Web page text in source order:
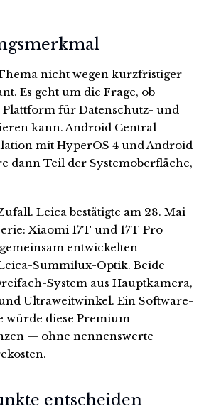
nicht wegen kurzfristiger
Es geht um die Frage, ob
Plattform für Datenschutz- und
kann. Android Central
mit HyperOS 4 und Android
dann Teil der Systemoberfläche,
Leica bestätigte am 28. Mai
Xiaomi 17T und 17T Pro
entwickelten
Summilux-Optik. Beide
System aus Hauptkamera,
Ultraweitwinkel. Ein Software-
würde diese Premium-
— ohne nennenswerte
entscheiden